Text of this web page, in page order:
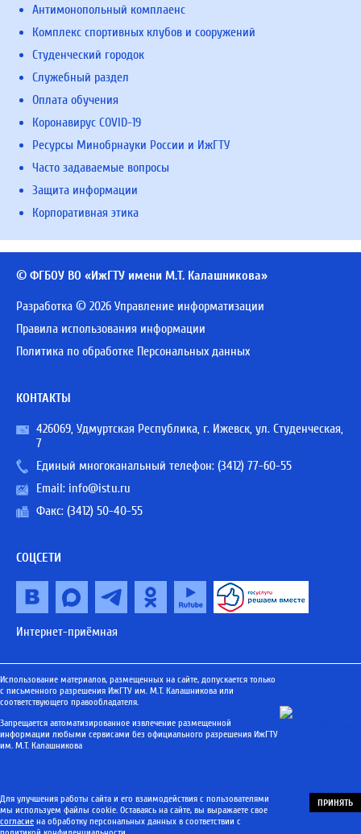
Антимонопольный комплаенс
Комплекс спортивных клубов и сооружений
Студенческий городок
Служебный раздел
Оплата обучения
Коронавирус COVID-19
Ресурсы Минобрнауки России и ИжГТУ
Часто задаваемые вопросы
Защита информации
Корпоративная этика
© ФГБОУ ВО «ИжГТУ имени М.Т. Калашникова»
Разработка © 2026 Управление информатизации
Правила использования информации
Политика по обработке Персональных данных
КОНТАКТЫ
426069, Удмуртская Республика, г. Ижевск, ул. Студенческая,
7
Единый многоканальный телефон: (3412) 77-60-55
Email: info@istu.ru
Факс: (3412) 50-40-55
СОЦСЕТИ
Интернет-приёмная
Использование материалов, размещенных на сайте, допускается только
с письменного разрешения ИжГТУ им. М.Т. Калашникова или
соответствующего правообладателя.
Запрещается автоматизированное извлечение размещенной
информации любыми сервисами без официального разрешения ИжГТУ
им. М.Т. Калашникова
Для улучшения работы сайта и его взаимодействия с пользователями
мы используем файлы cookie. Оставаясь на сайте, вы выражаете свое
согласие на обработку персональных данных в соответствии с
ПРИНЯТЬ